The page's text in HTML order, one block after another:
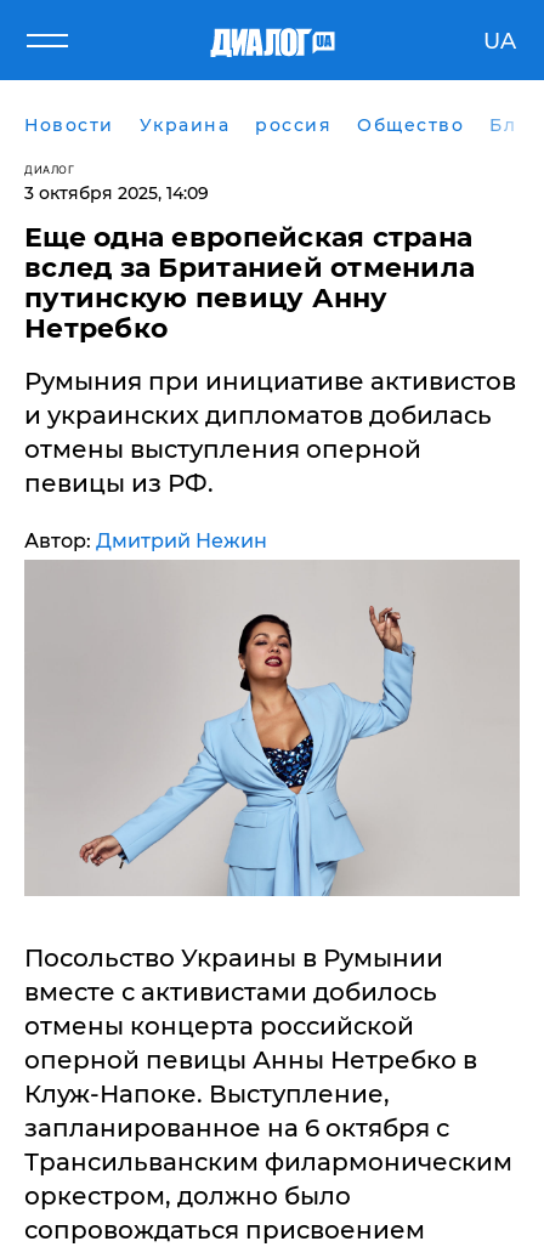
UA
Новости Украина россия Общество
ДИАЛОГ
3 октября 2025, 14:09
Еще одна европейская страна
вслед за Британией отменила
путинскую певицу Анну
Нетребко
Румыния при инициативе активистов
и украинских дипломатов добилась
отмены выступления оперной
певицы из РФ.
Автор: Дмитрий Нежин
Посольство Украины в Румынии
вместе с активистами добилось
отмены концерта российской
оперной певицы Анны Нетребко в
Клуж-Напоке. Выступление,
запланированное на 6 октября с
Трансильванским филармоническим
оркестром, должно было
сопровождаться присвоением